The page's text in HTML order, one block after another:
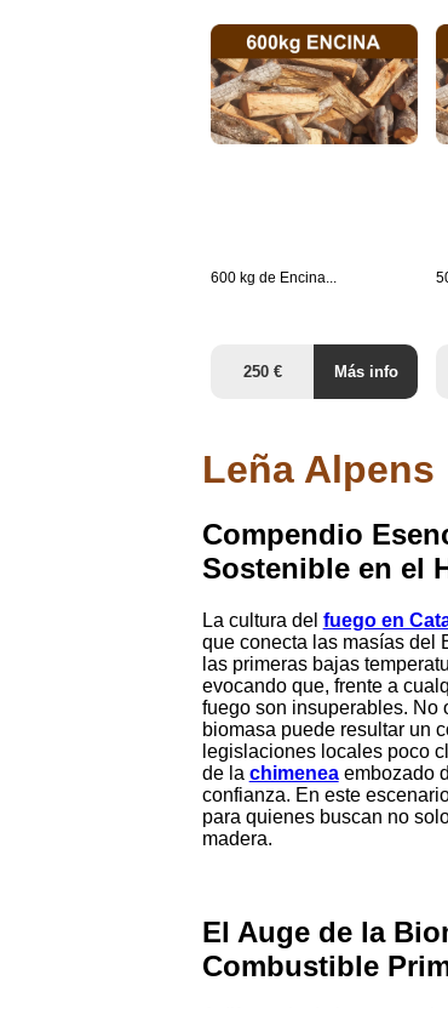
600 kg de Encina...
250 € Más info
Leña Alpens
Compendio
Sostenible en el
La cultura del fuego en
que conecta las masías del
las primeras bajas
evocando que, frente a
fuego son insuperables. No
biomasa puede resultar un
legislaciones locales poco
de la chimeneaembozado
confianza. En este
para quienes buscan no
madera.
El Auge de la
Combustible